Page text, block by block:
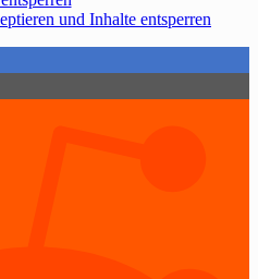
und Inhalte entsperren